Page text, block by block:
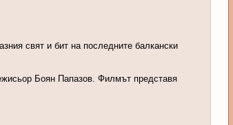
свят и бит на последните балкански
Боян Папазов. Филмът представя